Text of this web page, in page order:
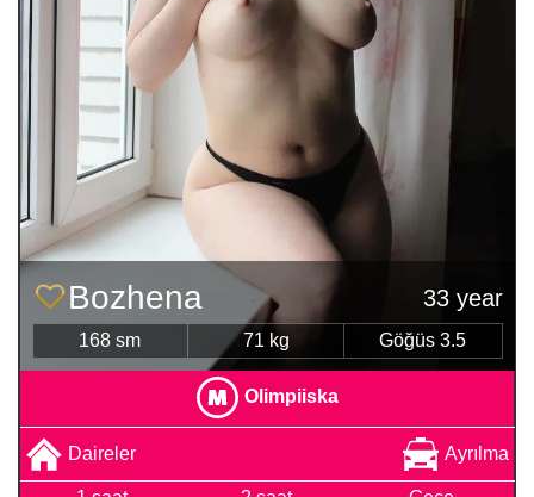
Bozhena 33 year
168 sm 71 kg Göğüs 3.5
Olimpiiska
Daireler Ayrılma